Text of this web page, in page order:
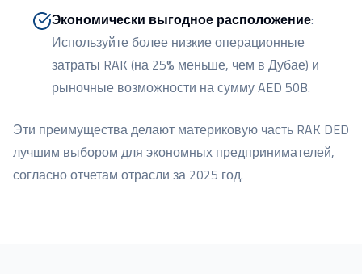
Экономически выгодное расположение:
Используйте более низкие операционные
затраты RAK (на 25% меньше, чем в Дубае) и
рыночные возможности на сумму AED 50B.
Эти преимущества делают материковую часть RAK DED
лучшим выбором для экономных предпринимателей,
согласно отчетам отрасли за 2025 год.